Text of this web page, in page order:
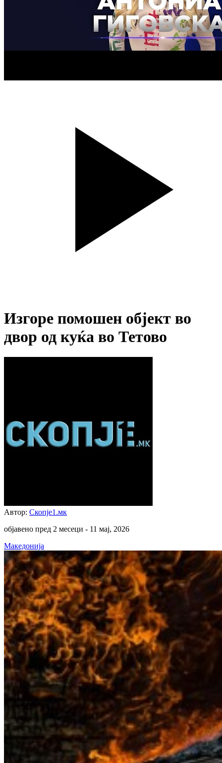
Изгоре помошен објект во
двор од куќа во Тетово
Автор: Скопје1.мк
објавено пред 2 месеци - 11 мај, 2026
Македонија